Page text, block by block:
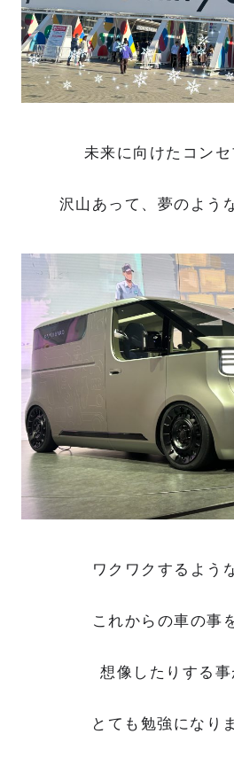
未来に向けたコン
沢山あって、夢のよう
ワクワクするよう
これからの車の事
想像したりする事
とても勉強になり